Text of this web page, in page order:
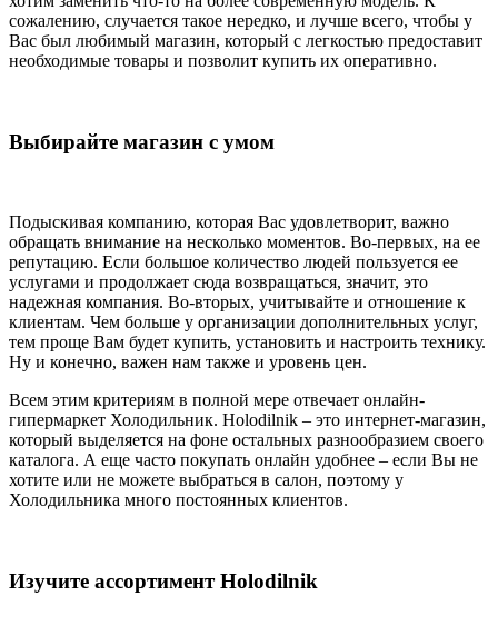
сожалению, случается такое нередко, и лучше всего, чтобы у
Вас был любимый магазин, который с легкостью предоставит
необходимые товары и позволит купить их оперативно.
Выбирайте магазин с умом
Подыскивая компанию, которая Вас удовлетворит, важно
обращать внимание на несколько моментов. Во-первых, на ее
репутацию. Если большое количество людей пользуется ее
услугами и продолжает сюда возвращаться, значит, это
надежная компания. Во-вторых, учитывайте и отношение к
клиентам. Чем больше у организации дополнительных услуг,
тем проще Вам будет купить, установить и настроить технику.
Ну и конечно, важен нам также и уровень цен.
Всем этим критериям в полной мере отвечает онлайн-
гипермаркет Холодильник. Holodilnik – это интернет-магазин,
который выделяется на фоне остальных разнообразием своего
каталога. А еще часто покупать онлайн удобнее – если Вы не
хотите или не можете выбраться в салон, поэтому у
Холодильника много постоянных клиентов.
Изучите ассортимент Holodilnik